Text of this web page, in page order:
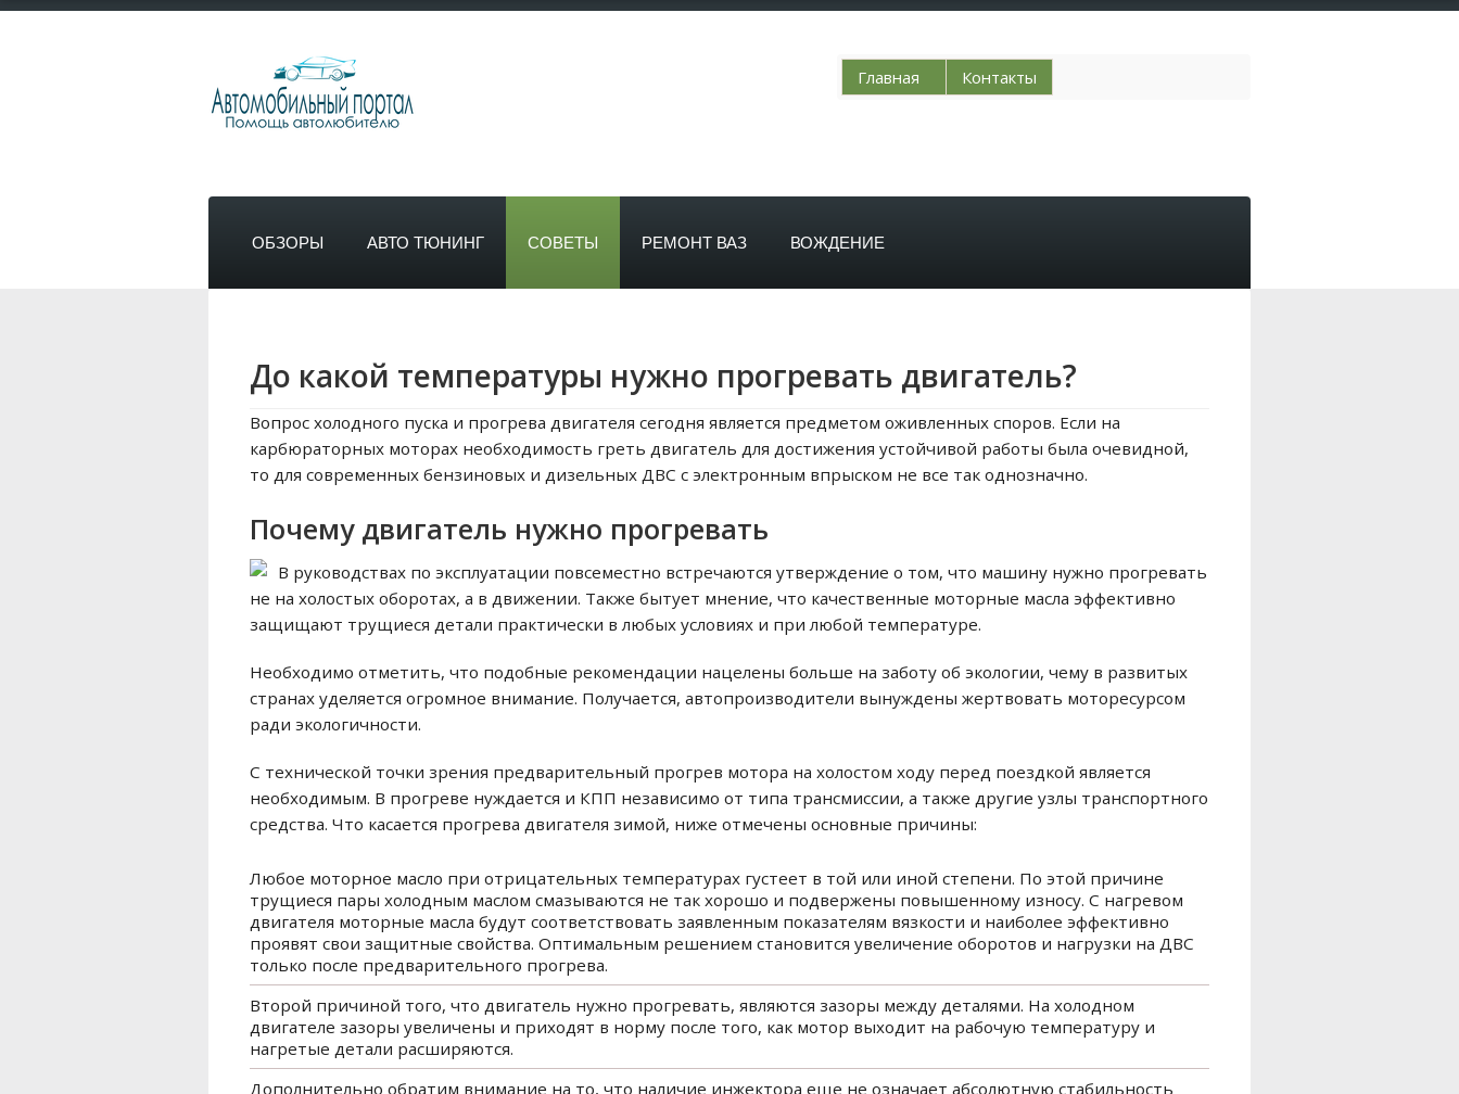
Главная Контакты
ОБЗОРЫ АВТО ТЮНИНГ СОВЕТЫ РЕМОНТ ВАЗ ВОЖДЕНИЕ
До какой температуры нужно прогревать двигатель?
Вопрос холодного пуска и прогрева двигателя сегодня является предметом оживленных споров. Если на
карбюраторных моторах необходимость греть двигатель для достижения устойчивой работы была очевидной,
то для современных бензиновых и дизельных ДВС с электронным впрыском не все так однозначно.
Почему двигатель нужно прогревать
В руководствах по эксплуатации повсеместно встречаются утверждение о том, что машину нужно прогревать
не на холостых оборотах, а в движении. Также бытует мнение, что качественные моторные масла эффективно
защищают трущиеся детали практически в любых условиях и при любой температуре.
Необходимо отметить, что подобные рекомендации нацелены больше на заботу об экологии, чему в развитых
странах уделяется огромное внимание. Получается, автопроизводители вынуждены жертвовать моторесурсом
ради экологичности.
С технической точки зрения предварительный прогрев мотора на холостом ходу перед поездкой является
необходимым. В прогреве нуждается и КПП независимо от типа трансмиссии, а также другие узлы транспортного
средства. Что касается прогрева двигателя зимой, ниже отмечены основные причины:
Любое моторное масло при отрицательных температурах густеет в той или иной степени. По этой причине
трущиеся пары холодным маслом смазываются не так хорошо и подвержены повышенному износу. С нагревом
двигателя моторные масла будут соответствовать заявленным показателям вязкости и наиболее эффективно
проявят свои защитные свойства. Оптимальным решением становится увеличение оборотов и нагрузки на ДВС
только после предварительного прогрева.
Второй причиной того, что двигатель нужно прогревать, являются зазоры между деталями. На холодном
двигателе зазоры увеличены и приходят в норму после того, как мотор выходит на рабочую температуру и
нагретые детали расширяются.
Дополнительно обратим внимание на то, что наличие инжектора еще не означает абсолютную стабильность